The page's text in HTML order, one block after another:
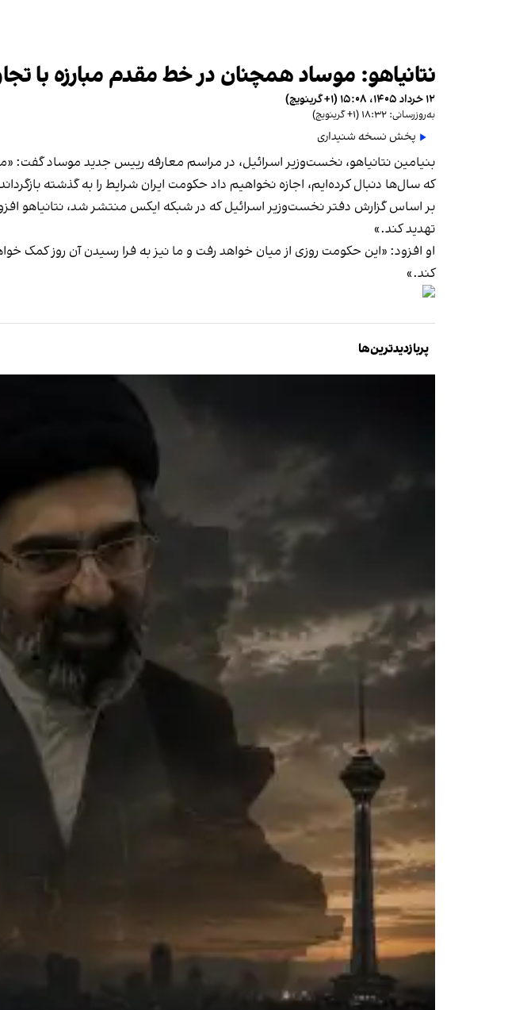
نتانیاهو: موساد همچنان در خط مقدم مبارزه با
۱۲ خرداد ۱۴۰۵، ۱۵:۰۸ (‎+۱ گرینویچ)
به‌روزرسانی: ۱۸:۳۲ (‎+۱ گرینویچ)
پخش نسخه شنیداری
بنیامین نتانیاهو، نخست‌وزیر اسرائیل، در مراسم معارفه رییس جدید موساد
که سال‌ها دنبال کرده‌ایم، اجازه نخواهیم داد حکومت ایران شرایط را به گذشته
بر اساس گزارش دفتر نخست‌وزیر اسرائیل که در شبکه ایکس منتشر شد، نتانیاهو
تهدید کند.»
او افزود: «این حکومت روزی از میان خواهد رفت و ما نیز به فرا رسیدن آن روز کمک
کند.»
پربازدیدترین‌ها